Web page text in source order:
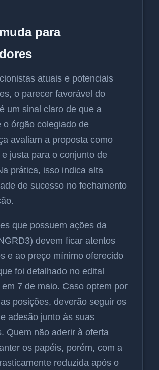
para
atuais e potenciais
o parecer favorável do
um sinal claro de que a
o órgão colegiado de
avaliam a proposta como
justa para o conjunto de
prática, isso indica alta
de sucesso no fechamento
que possuem ações da
devem ficar atentos
e ao preço mínimo oferecido
foi detalhado no edital
7 de maio. Caso optem por
posições, deverão seguir os
adesão junto às suas
Quem não aderir à oferta
os papéis, porém, com a
reduzida após o